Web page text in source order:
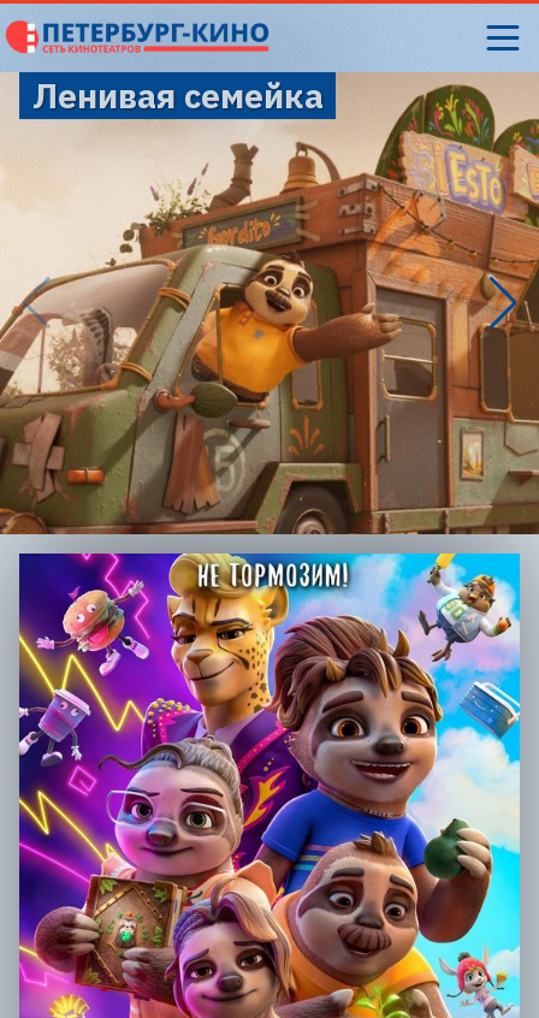
Ленивая семейка